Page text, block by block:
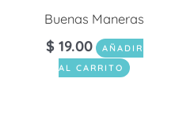
Buenas Maneras
$ 19.00
AÑADIR
AL CARRITO